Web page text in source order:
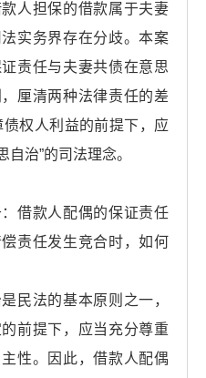
人担保的借款属于夫妻
实务界存在分歧。本案
责任与夫妻共债在意思
厘清两种法律责任的差
权人利益的前提下，应
治”的司法理念。
款人配偶的保证责任
责任发生竞合时，如何
法的基本原则之一，
前提下，应当充分尊重
性。因此，借款人配偶